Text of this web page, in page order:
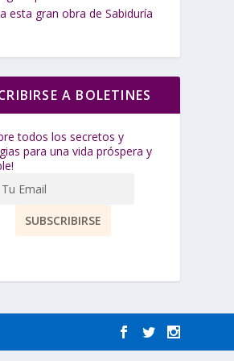
esta gran obra de Sabiduría
A BOLETINES
todos los secretos y
para una vida próspera y